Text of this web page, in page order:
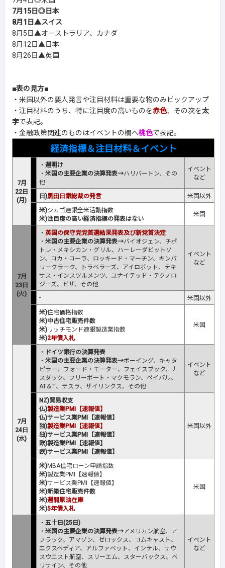
7月15日◎日本
8月1日▲スイス
8月5日▲オーストラリア、カナダ
8月12日▲日本
8月26日▲英国
■表の見方■
・米国以外の要人発言や注目材料は重要な物のみピックアップ
・注目材料のうち、特に注目度の高いものを赤色、その次を太
字で表記。
・金融政策関連のものはイベントの欄へ桃色で表記。
経済指標＆注目材料＆イベント
7月
22日
(月)
・ 週明け
・ 米国の主要企業の決算発表→ハリバートン、その
他
イベント
など
日)黒田日銀総裁の発言
米国以外
米)シカゴ連銀全米活動指数
米)注目度の高い経済指標の発表はない
米国
7月
23日
(火)
・ 英国の保守党党首選結果発表及び新党首決定
・ 米国の主要企業の決算発表→バイオジェン、チポ
トレ・メキシカン・グリル、ハーレーダビットソ
ン、コカ・コーラ、ロッキード・マーチン、キンバ
リークラーク、トラベラーズ、アイロボット、テキ
サス・インスツルメンツ、ユナイテッド・テクノロ
ジーズ、ビザ、その他
イベント
など
-
米国以外
米)住宅価格指数
米)中古住宅販売件数
米) リッチモンド連銀製造業指数
米)2年債入札
米国
7月
24日
(水)
・
ドイツ銀行の決算発表
・ 米国の主要企業の決算発表→ボーイング、キャタ
ピラー、フォード・モーター、フェイスブック、ナ
スダック、フリーポート・マクモラン、ペイパル、
AT＆T、テスラ、ザイリンクス、その他
イベント
など
NZ)貿易収支
仏)製造業PMI【速報値】
仏)サービス業PMI【速報値】
独)製造業PMI【速報値】
独)サービス業PMI【速報値】
欧)製造業PMI【速報値】
欧)サービス業PMI【速報値】
米国以外
米)MBA住宅ローン申請指数
米)製造業PMI【速報値】
米)サービス業PMI【速報値】
米)新築住宅販売件数
米)週間原油在庫
米)5年債入札
米国
・ 五十日(25日)
・ 米国の主要企業の決算発表→アメリカン航空、ア
フラック、アマゾン、ゼロックス、コムキャスト、
エクスペディア、アルファベット、インテル、サウ
スウエスト航空、スリーエム、スターバックス、ベ
リサイン、その他
イベント
など